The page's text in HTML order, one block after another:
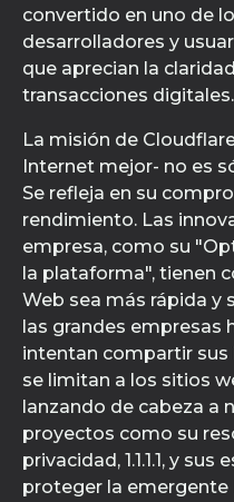
convertido en uno de
desarrolladores y
que aprecian la
transacciones digitales.
La misión de
Internet mejor- no es
Se refleja en su
rendimiento. Las
empresa, como su
la plataforma", tienen
Web sea más rápida y
las grandes empresas
intentan compartir sus
se limitan a los sitios
lanzando de cabeza a
proyectos como su
privacidad, 1.1.1.1, y
proteger la emergente